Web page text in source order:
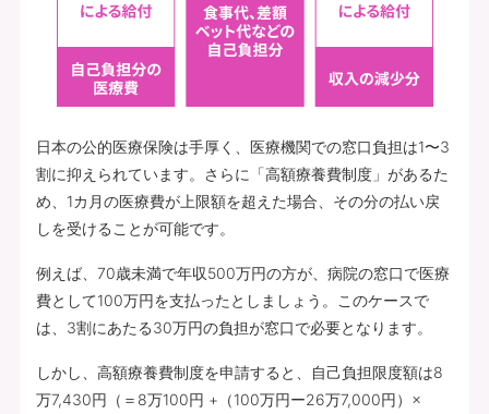
日本の公的医療保険は手厚く、医療機関での窓口負担は1〜3
割に抑えられています。さらに「高額療養費制度」があるた
め、1カ月の医療費が上限額を超えた場合、その分の払い戻
しを受けることが可能です。
例えば、70歳未満で年収500万円の方が、病院の窓口で医療
費として100万円を支払ったとしましょう。このケースで
は、3割にあたる30万円の負担が窓口で必要となります。
しかし、高額療養費制度を申請すると、自己負担限度額は8
万7,430円（＝8万100円 +（100万円ー26万7,000円）×